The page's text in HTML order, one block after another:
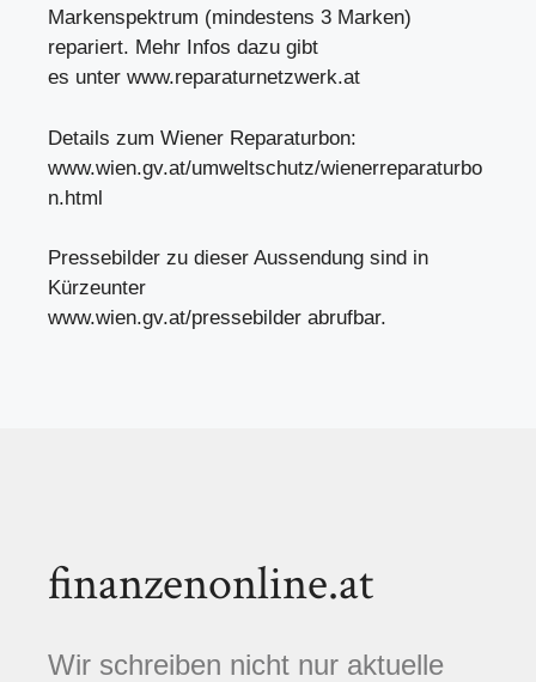
Markenspektrum (mindestens 3 Marken)
repariert. Mehr Infos dazu gibt
es unter www.reparaturnetzwerk.at
Details zum Wiener Reparaturbon:
www.wien.gv.at/umweltschutz/wienerreparaturbo
n.html
Pressebilder zu dieser Aussendung sind in
Kürzeunter
www.wien.gv.at/pressebilder abrufbar.
finanzenonline.at
Wir schreiben nicht nur aktuelle